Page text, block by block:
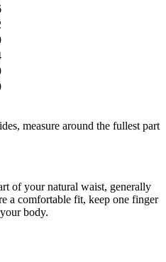
measure around the fullest part
of your natural waist, generally
a comfortable fit, keep one finger
body.